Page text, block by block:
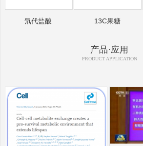
氘代盐酸 13C果糖
产品·应用
PRODUCT APPLICATION